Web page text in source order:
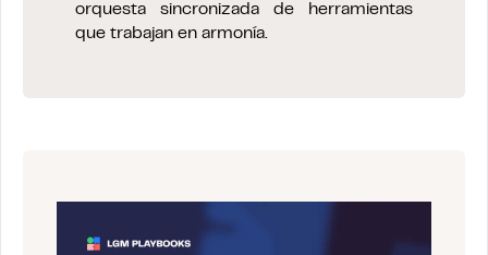
orquesta sincronizada de herramientas
que trabajan en armonía.